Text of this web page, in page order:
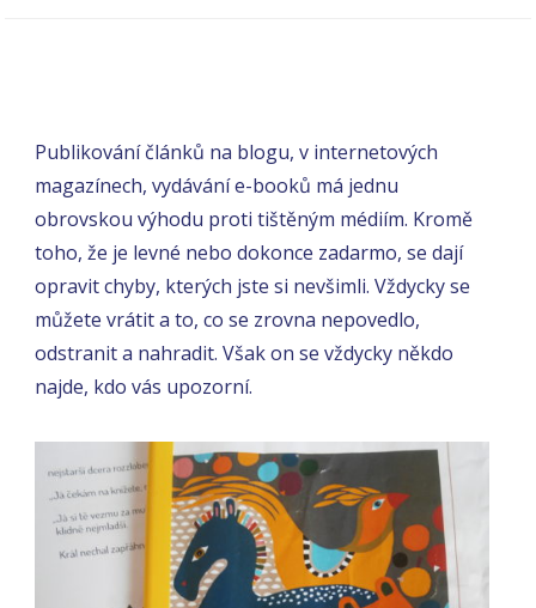
Publikování článků na blogu, v internetových
magazínech, vydávání e-booků má jednu
obrovskou výhodu proti tištěným médiím. Kromě
toho, že je levné nebo dokonce zadarmo, se dají
opravit chyby, kterých jste si nevšimli. Vždycky se
můžete vrátit a to, co se zrovna nepovedlo,
odstranit a nahradit. Však on se vždycky někdo
najde, kdo vás upozorní.